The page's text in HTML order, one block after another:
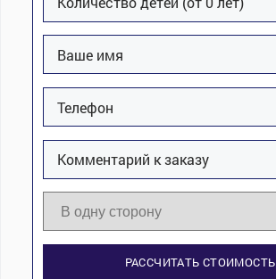
РАССЧИТАТЬ СТОИМОСТЬ